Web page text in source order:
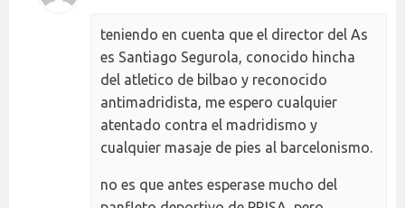
teniendo en cuenta que el director del As
es Santiago Segurola, conocido hincha
del atletico de bilbao y reconocido
antimadridista, me espero cualquier
atentado contra el madridismo y
cualquier masaje de pies al barcelonismo.
no es que antes esperase mucho del